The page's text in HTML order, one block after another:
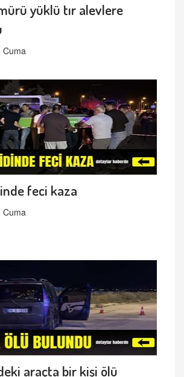
yüklü tır alevlere
Cuma
feci kaza
Cuma
araçta bir kişi ölü